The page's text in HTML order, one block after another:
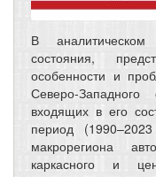
В
состояния,
особенности и
Северо-
входящих в его
период
макрорегиона
каркасного и